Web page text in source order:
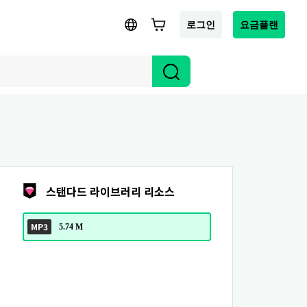
로그인 요금플랜
스탠다드 라이브러리 리소스
MP3 5.74 M